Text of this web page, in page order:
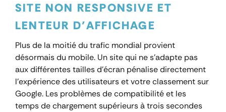
SITE NON RESPONSIVE ET
LENTEUR D’AFFICHAGE
Plus de la moitié du trafic mondial provient
désormais du mobile. Un site qui ne s’adapte pas
aux différentes tailles d’écran pénalise directement
l’expérience des utilisateurs et votre classement sur
Google. Les problèmes de compatibilité et les
temps de chargement supérieurs à trois secondes